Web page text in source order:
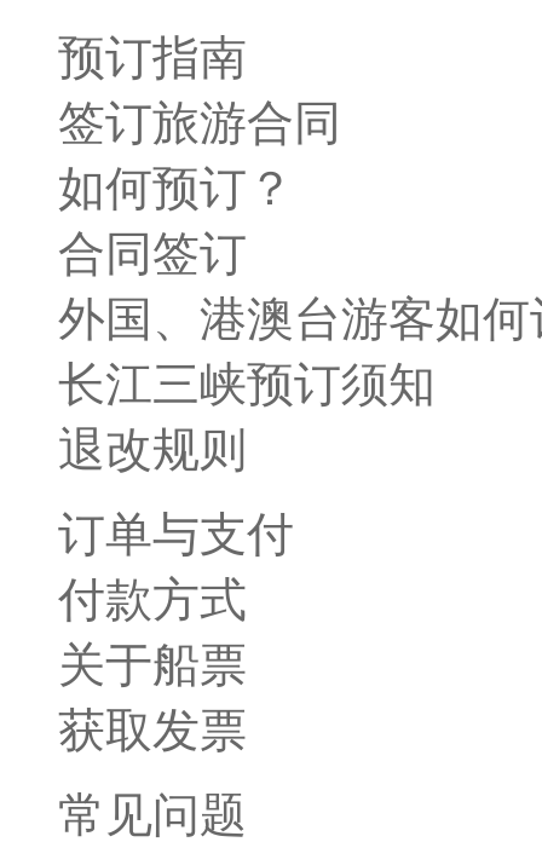
预订指南
签订旅游合同
如何预订？
合同签订
外国、港澳台游客如何
长江三峡预订须知
退改规则
订单与支付
付款方式
关于船票
获取发票
常见问题